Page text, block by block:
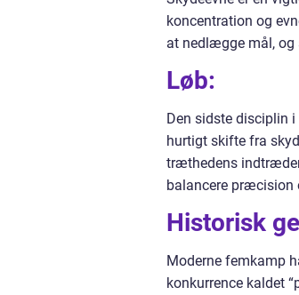
koncentration og
at nedlægge mål,
Løb:
Den sidste disciplin i
hurtigt skifte fra
træthedens
balancere præcision
Historisk
Moderne femkamp
konkurrence kaldet